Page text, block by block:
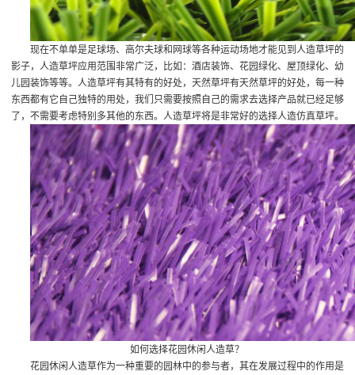
现在不单单是足球场、高尔夫球和网球等各种运动场地才能见到人造草坪的
影子，人造草坪应用范围非常广泛，比如：酒店装饰、花园绿化、屋顶绿化、幼
儿园装饰等等。人造草坪有其特有的好处，天然草坪有天然草坪的好处，每一种
东西都有它自己独特的用处，我们只需要按照自己的需求去选择产品就已经足够
了，不需要考虑特别多其他的东西。人造草坪将是非常好的选择人造仿真草坪。
如何选择花园休闲人造草？
花园休闲人造草作为一种重要的园林中的参与者，其在发展过程中的作用是